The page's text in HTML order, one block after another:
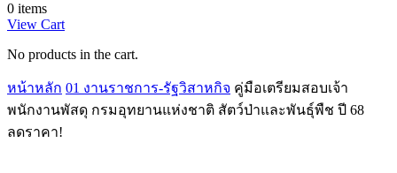
0 items
View Cart
No products in the cart.
หน้าหลัก 01 งานราชการ-รัฐวิสาหกิจ คู่มือเตรียมสอบเจ้า
พนักงานพัสดุ กรมอุทยานแห่งชาติ สัตว์ป่าและพันธุ์พืช ปี 68
ลดราคา!